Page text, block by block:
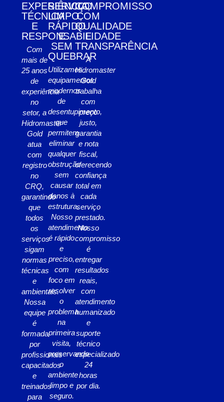
EXPERIÊNCIA,
TÉCNICA
E
RESPONSABILIDADE
Com
mais de
25 anos
de
experiência
no
setor, a
Hidromaster
Gold
atua
com
registro
no
CRQ,
garantindo
que
todos
os
serviços
sigam
normas
técnicas
e
ambientais.
Nossa
equipe
é
formada
por
profissionais
capacitados
e
treinados
para
SERVIÇO
LIMPO,
RÁPIDO
E
SEM
QUEBRAR
Utilizamos
equipamentos
modernos
de
desentupimento,
que
permitem
eliminar
qualquer
obstrução
sem
causar
danos à
estrutura.
Nosso
atendimento
é rápido
e
preciso,
com
foco em
resolver
o
problema
na
primeira
visita,
preservando
o
ambiente
limpo e
seguro.
COMPROMISSO
COM
QUALIDADE
E
TRANSPARÊNCIA
A
Hidromaster
Gold
trabalha
com
preço
justo,
garantia
e nota
fiscal,
oferecendo
confiança
total em
cada
serviço
prestado.
Nosso
compromisso
é
entregar
resultados
reais,
com
atendimento
humanizado
e
suporte
técnico
especializado
24
horas
por dia.